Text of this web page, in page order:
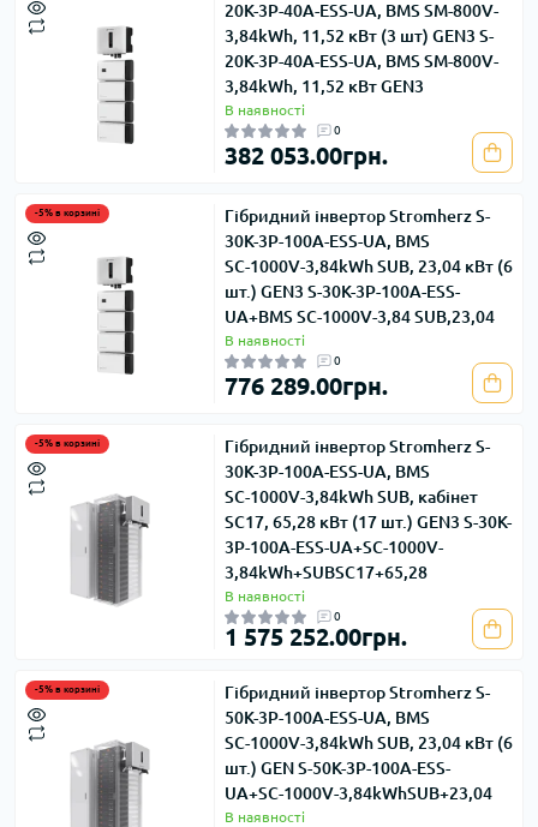
20K-3Р-40А-ESS-UA, BMS SM-800V-
3,84kWh, 11,52 кВт (3 шт) GEN3 S-
20K-3Р-40А-ESS-UA, BMS SM-800V-
3,84kWh, 11,52 кВт GEN3
В наявності
0
382 053.00грн.
-5% в корзині
Гібридний інвертор Stromherz S-
30K-3Р-100А-ESS-UA, BMS
SС-1000V-3,84kWh SUB, 23,04 кВт (6
шт.) GEN3 S-30K-3Р-100А-ESS-
UA+BMS SС-1000V-3,84 SUB,23,04
В наявності
0
776 289.00грн.
-5% в корзині
Гібридний інвертор Stromherz S-
30K-3Р-100А-ESS-UA, BMS
SС-1000V-3,84kWh SUB, кабінет
SC17, 65,28 кВт (17 шт.) GEN3 S-30K-
3Р-100А-ESS-UA+SС-1000V-
3,84kWh+SUBSC17+65,28
В наявності
0
1 575 252.00грн.
-5% в корзині
Гібридний інвертор Stromherz S-
50K-3Р-100А-ESS-UA, BMS
SС-1000V-3,84kWh SUB, 23,04 кВт (6
шт.) GEN S-50K-3Р-100А-ESS-
UA+SС-1000V-3,84kWhSUB+23,04
В наявності